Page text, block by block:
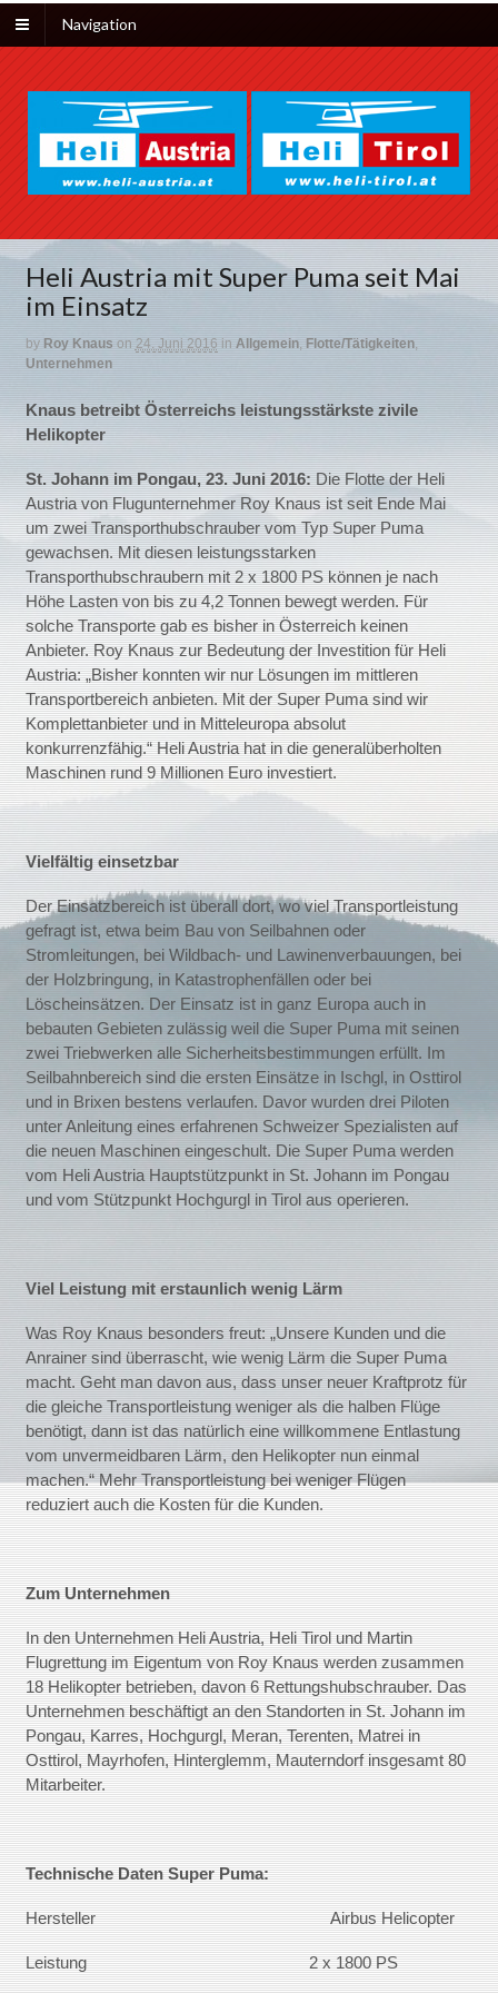
Navigation
Heli Austria mit Super Puma seit Mai
im Einsatz
by Roy Knaus on 24. Juni 2016 in Allgemein, Flotte/Tätigkeiten,
Unternehmen
Knaus betreibt Österreichs leistungsstärkste zivile
Helikopter
St. Johann im Pongau, 23. Juni 2016: Die Flotte der Heli
Austria von Flugunternehmer Roy Knaus ist seit Ende Mai
um zwei Transporthubschrauber vom Typ Super Puma
gewachsen. Mit diesen leistungsstarken
Transporthubschraubern mit 2 x 1800 PS können je nach
Höhe Lasten von bis zu 4,2 Tonnen bewegt werden. Für
solche Transporte gab es bisher in Österreich keinen
Anbieter. Roy Knaus zur Bedeutung der Investition für Heli
Austria: „Bisher konnten wir nur Lösungen im mittleren
Transportbereich anbieten. Mit der Super Puma sind wir
Komplettanbieter und in Mitteleuropa absolut
konkurrenzfähig.“ Heli Austria hat in die generalüberholten
Maschinen rund 9 Millionen Euro investiert.
Vielfältig einsetzbar
Der Einsatzbereich ist überall dort, wo viel Transportleistung
gefragt ist, etwa beim Bau von Seilbahnen oder
Stromleitungen, bei Wildbach- und Lawinenverbauungen, bei
der Holzbringung, in Katastrophenfällen oder bei
Löscheinsätzen. Der Einsatz ist in ganz Europa auch in
bebauten Gebieten zulässig weil die Super Puma mit seinen
zwei Triebwerken alle Sicherheitsbestimmungen erfüllt. Im
Seilbahnbereich sind die ersten Einsätze in Ischgl, in Osttirol
und in Brixen bestens verlaufen. Davor wurden drei Piloten
unter Anleitung eines erfahrenen Schweizer Spezialisten auf
die neuen Maschinen eingeschult. Die Super Puma werden
vom Heli Austria Hauptstützpunkt in St. Johann im Pongau
und vom Stützpunkt Hochgurgl in Tirol aus operieren.
Viel Leistung mit erstaunlich wenig Lärm
Was Roy Knaus besonders freut: „Unsere Kunden und die
Anrainer sind überrascht, wie wenig Lärm die Super Puma
macht. Geht man davon aus, dass unser neuer Kraftprotz für
die gleiche Transportleistung weniger als die halben Flüge
benötigt, dann ist das natürlich eine willkommene Entlastung
vom unvermeidbaren Lärm, den Helikopter nun einmal
machen.“ Mehr Transportleistung bei weniger Flügen
reduziert auch die Kosten für die Kunden.
Zum Unternehmen
In den Unternehmen Heli Austria, Heli Tirol und Martin
Flugrettung im Eigentum von Roy Knaus werden zusammen
18 Helikopter betrieben, davon 6 Rettungshubschrauber. Das
Unternehmen beschäftigt an den Standorten in St. Johann im
Pongau, Karres, Hochgurgl, Meran, Terenten, Matrei in
Osttirol, Mayrhofen, Hinterglemm, Mauterndorf insgesamt 80
Mitarbeiter.
Technische Daten Super Puma:
Hersteller Airbus Helicopter
Leistung 2 x 1800 PS